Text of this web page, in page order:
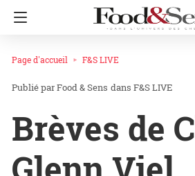
Page d'accueil F&S LIVE
Food & Sens dans F&S LIVE
Brèves de